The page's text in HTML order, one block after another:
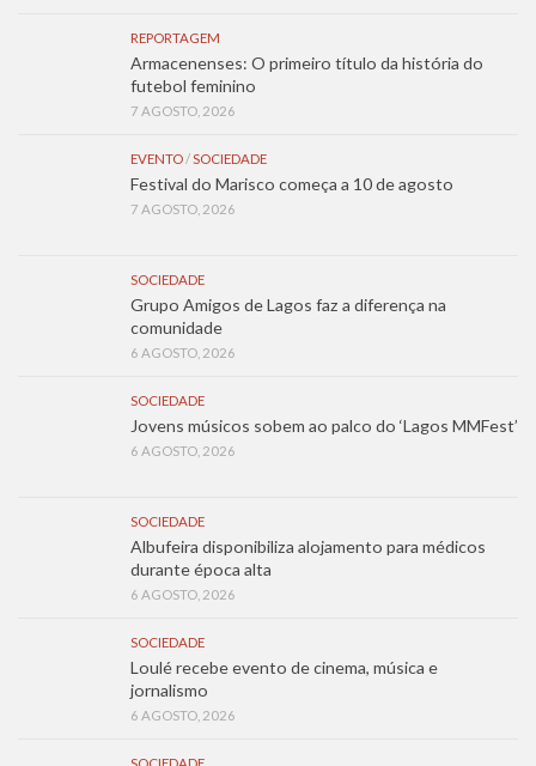
REPORTAGEM
Armacenenses: O primeiro título da história do
futebol feminino
7 AGOSTO, 2026
EVENTO/SOCIEDADE
Festival do Marisco começa a 10 de agosto
7 AGOSTO, 2026
SOCIEDADE
Grupo Amigos de Lagos faz a diferença na
comunidade
6 AGOSTO, 2026
SOCIEDADE
Jovens músicos sobem ao palco do ‘Lagos MMFest’
6 AGOSTO, 2026
SOCIEDADE
Albufeira disponibiliza alojamento para médicos
durante época alta
6 AGOSTO, 2026
SOCIEDADE
Loulé recebe evento de cinema, música e
jornalismo
6 AGOSTO, 2026